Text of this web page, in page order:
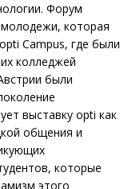
Форум
которая
Campus, где были
колледжей
были
выставку opti как
общения и
которые
этого